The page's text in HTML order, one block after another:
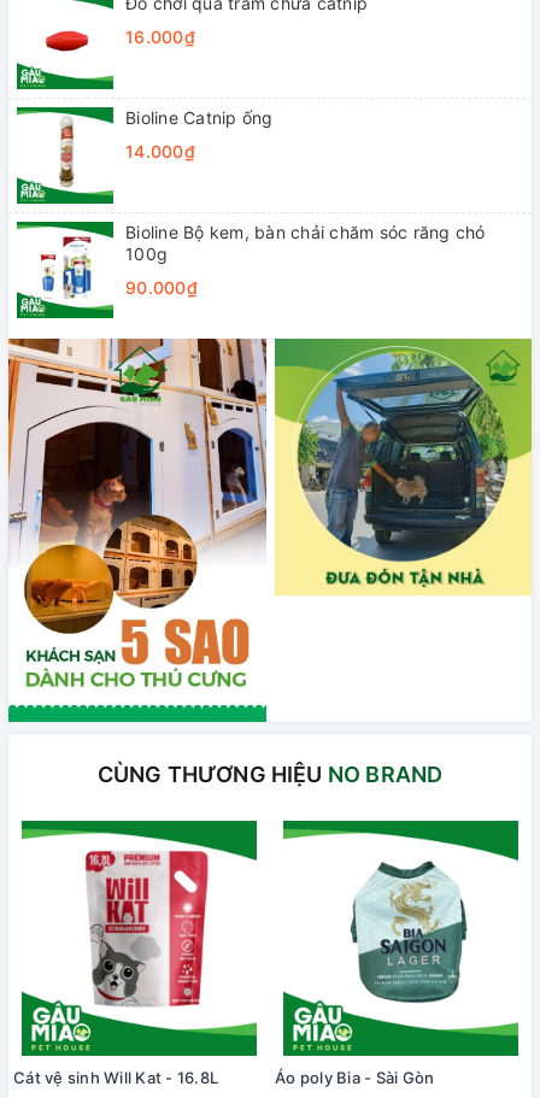
16.000₫
Bioline Catnip ống
14.000₫
Bioline Bộ kem, bàn chải chăm sóc răng chó
100g
90.000₫
CÙNG THƯƠNG HIỆU NO BRAND
Cát vệ sinh Will Kat - 16.8L Áo poly Bia - Sài Gòn